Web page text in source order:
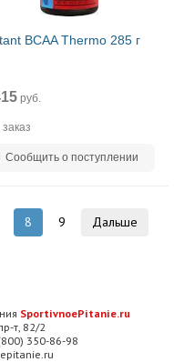
BCAA Thermo 285 г
руб.
Сообщить о поступлении
8 9 Дальше
SportivnoePitanie.ru
т, 82/2
350-86-98